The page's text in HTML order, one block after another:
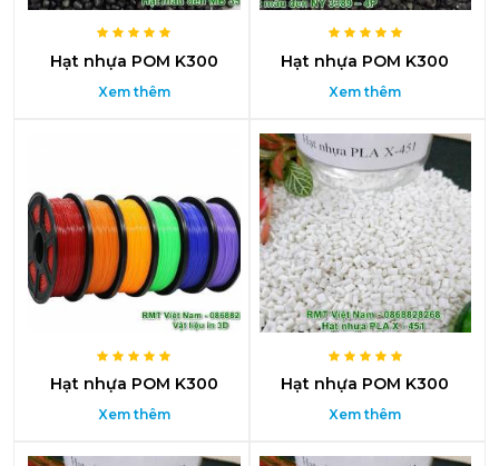
Hạt nhựa POM K300
Xem thêm
Hạt nhựa POM K300
Xem thêm
Hạt nhựa POM K300
Xem thêm
Hạt nhựa POM K300
Xem thêm